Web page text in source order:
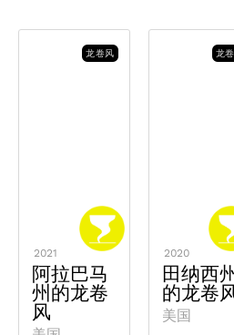
龙卷风
2021
阿拉巴马
州的龙卷
风
龙
2020
田纳西
的龙卷
美国